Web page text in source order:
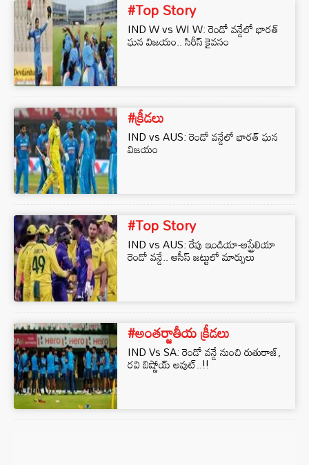
#Top Story
IND W vs WI W: రెండో వన్డేలో భారత్
ఘన విజయం.. సిరీస్ కైవసం
#క్రీడలు
IND vs AUS: రెండో వన్డేలో భారత్ ఘన
విజయం
#Top Story
IND vs AUS: రేపు ఇండియా-ఆస్ట్రేలియా
రెండో వన్డే.. ఆసీస్ జట్టులో మార్పులు
#అంతర్జాతీయ క్రీడలు
IND Vs SA: రెండో వన్డే నుంచి రుతురాజ్,
రవి బిష్ణోయ్ అవుట్..!!